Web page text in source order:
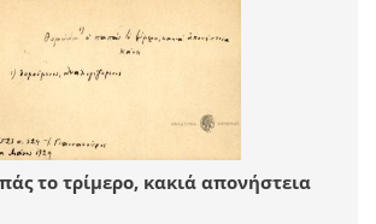
το τρίμερο, κακιά απονήστεια